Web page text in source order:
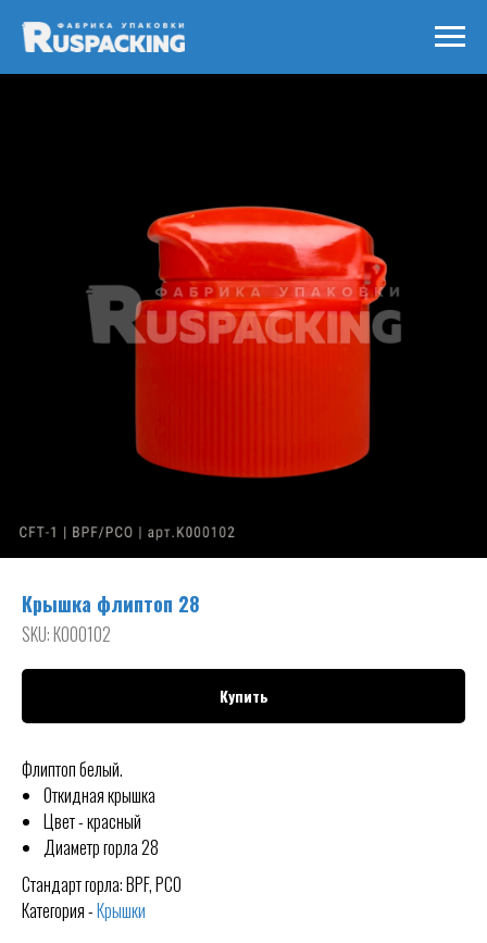
Крышка флиптоп 28
SKU:К000102
Купить
Флиптоп белый.
Откидная крышка
Цвет - красный
Диаметр горла 28
Стандарт горла: BPF, PCO
Категория -Крышки